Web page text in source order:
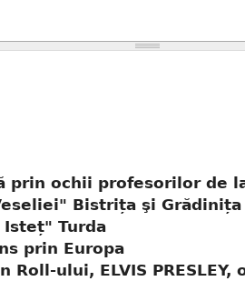
prin ochii profesorilor de
Bistrița şi Grădinița
Turda
prin Europa
Roll-ului, ELVIS PRESLEY,